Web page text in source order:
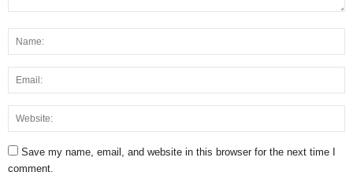
Save my name, email, and website in this browser for the next time I
comment.